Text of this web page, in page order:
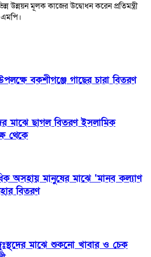
উন্নয়ন মূলক কাজের উদ্বোধন করেন প্রতিমন্ত্রী
বকশীগঞ্জে গাছের চারা বিতরণ
মাঝে ছাগল বিতরণ ইসলামিক
থেকে
অসহায় মানুষের মাঝে ‘মানব কল্যাণ
বিতরণ
মাঝে শুকনো খাবার ও চেক